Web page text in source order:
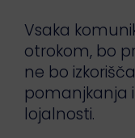
Vsaka
otrokom, bo
ne bo
pomanjkanja
lojalnosti.